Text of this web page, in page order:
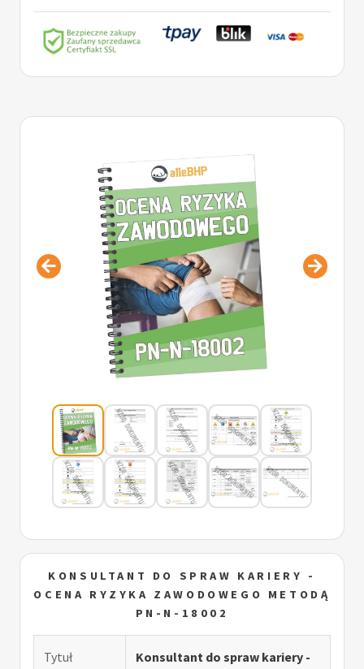
KONSULTANT DO SPRAW KARIERY -
OCENA RYZYKA ZAWODOWEGO METODĄ
PN-N-18002
Tytuł
Konsultant do spraw kariery -